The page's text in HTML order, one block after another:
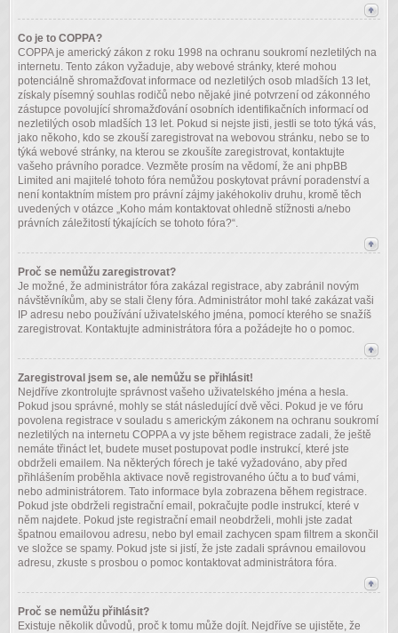
Co je to COPPA?
COPPA je americký zákon z roku 1998 na ochranu soukromí nezletilých na
internetu. Tento zákon vyžaduje, aby webové stránky, které mohou
potenciálně shromažďovat informace od nezletilých osob mladších 13 let,
získaly písemný souhlas rodičů nebo nějaké jiné potvrzení od zákonného
zástupce povolující shromažďování osobních identifikačních informací od
nezletilých osob mladších 13 let. Pokud si nejste jisti, jestli se toto týká vás,
jako někoho, kdo se zkouší zaregistrovat na webovou stránku, nebo se to
týká webové stránky, na kterou se zkoušíte zaregistrovat, kontaktujte
vašeho právního poradce. Vezměte prosím na vědomí, že ani phpBB
Limited ani majitelé tohoto fóra nemůžou poskytovat právní poradenství a
není kontaktním místem pro právní zájmy jakéhokoliv druhu, kromě těch
uvedených v otázce „Koho mám kontaktovat ohledně stížnosti a/nebo
právních záležitostí týkajících se tohoto fóra?“.
Proč se nemůžu zaregistrovat?
Je možné, že administrátor fóra zakázal registrace, aby zabránil novým
návštěvníkům, aby se stali členy fóra. Administrátor mohl také zakázat vaši
IP adresu nebo používání uživatelského jména, pomocí kterého se snažíš
zaregistrovat. Kontaktujte administrátora fóra a požádejte ho o pomoc.
Zaregistroval jsem se, ale nemůžu se přihlásit!
Nejdříve zkontrolujte správnost vašeho uživatelského jména a hesla.
Pokud jsou správné, mohly se stát následující dvě věci. Pokud je ve fóru
povolena registrace v souladu s americkým zákonem na ochranu soukromí
nezletilých na internetu COPPA a vy jste během registrace zadali, že ještě
nemáte třináct let, budete muset postupovat podle instrukcí, které jste
obdrželi emailem. Na některých fórech je také vyžadováno, aby před
přihlášením proběhla aktivace nově registrovaného účtu a to buď vámi,
nebo administrátorem. Tato informace byla zobrazena během registrace.
Pokud jste obdrželi registrační email, pokračujte podle instrukcí, které v
něm najdete. Pokud jste registrační email neobdrželi, mohli jste zadat
špatnou emailovou adresu, nebo byl email zachycen spam filtrem a skončil
ve složce se spamy. Pokud jste si jistí, že jste zadali správnou emailovou
adresu, zkuste s prosbou o pomoc kontaktovat administrátora fóra.
Proč se nemůžu přihlásit?
Existuje několik důvodů, proč k tomu může dojít. Nejdříve se ujistěte, že